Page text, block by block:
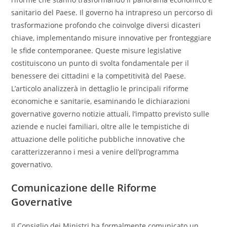
sanitario del Paese. Il governo ha intrapreso un percorso di
trasformazione profondo che coinvolge diversi dicasteri
chiave, implementando misure innovative per fronteggiare
le sfide contemporanee. Queste misure legislative
costituiscono un punto di svolta fondamentale per il
benessere dei cittadini e la competitività del Paese.
L’articolo analizzerà in dettaglio le principali riforme
economiche e sanitarie, esaminando le dichiarazioni
governative governo notizie attuali, l’impatto previsto sulle
aziende e nuclei familiari, oltre alle le tempistiche di
attuazione delle politiche pubbliche innovative che
caratterizzeranno i mesi a venire dell’programma
governativo.
Comunicazione delle Riforme
Governative